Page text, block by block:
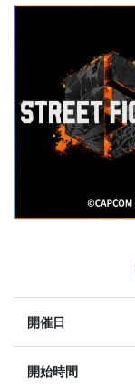
開催日
開始時間